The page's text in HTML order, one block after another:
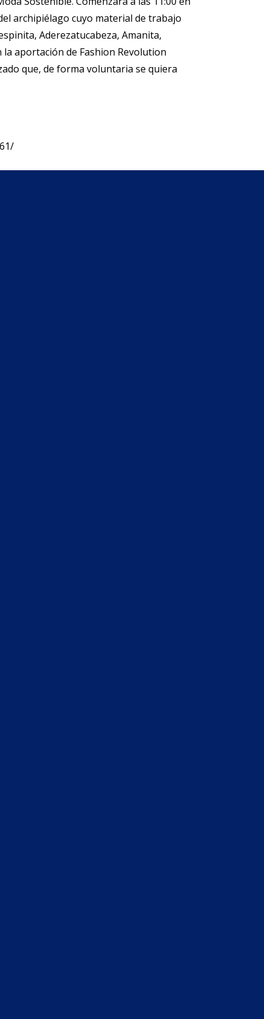
archipiélago cuyo material de trabajo
Aderezatucabeza, Amanita,
aportación de Fashion Revolution
que, de forma voluntaria se quiera